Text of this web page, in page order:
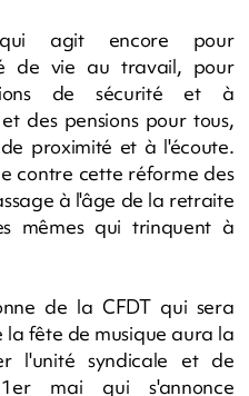
qui agit encore pour
de vie au travail, pour
de sécurité et à
des pensions pour tous,
proximité et à l'écoute.
contre cette réforme des
à l'âge de la retraite
mêmes qui trinquent à
de la CFDT qui sera
la fête de musique aura la
l'unité syndicale et de
mai qui s'annonce